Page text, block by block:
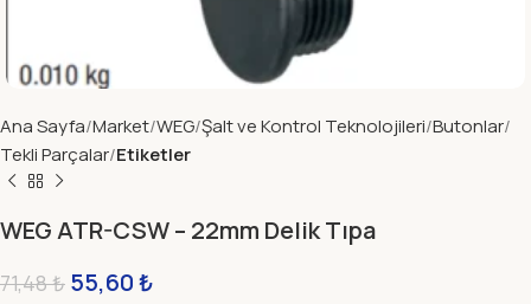
Ana Sayfa Market WEG Şalt ve Kontrol Teknolojileri Butonlar
Tekli Parçalar Etiketler
WEG ATR-CSW – 22mm Delik Tıpa
71,48₺ 55,60₺